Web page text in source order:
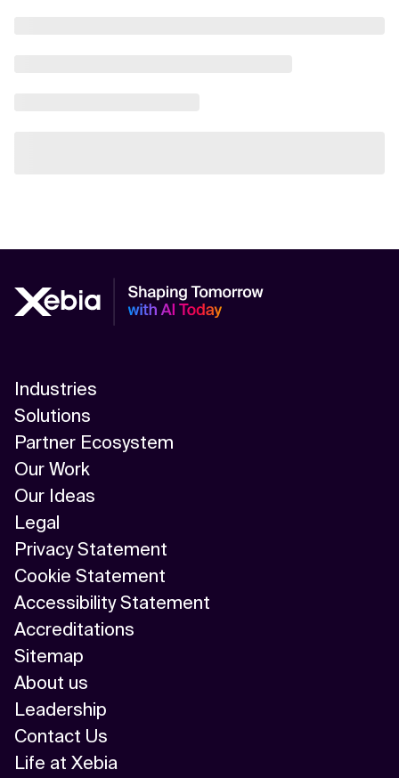
Industries
Solutions
Partner Ecosystem
Our Work
Our Ideas
Legal
Privacy Statement
Cookie Statement
Accessibility Statement
Accreditations
Sitemap
About us
Leadership
Contact Us
Life at Xebia